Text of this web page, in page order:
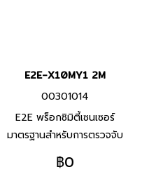
E2E-X10MY1 2M
00301014
E2E พร็อกซิมิตี้เซนเซอร์
มาตรฐานสำหรับการตรวจจับ
โลหะประเภทเหล็ก ทนต่อสภาพ
แวดล้อมด้วยสายมาตราฐานที่ทำ
฿0